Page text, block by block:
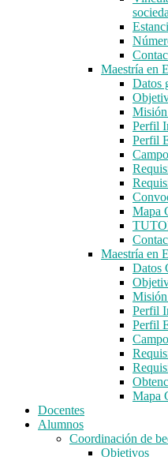
Maestría en
Datos
Perfil
Perfil
Mapa
Maestría en
Datos
Perfil
Perfil
Mapa
Docentes
Alumnos
Coordinación de
Objetivos